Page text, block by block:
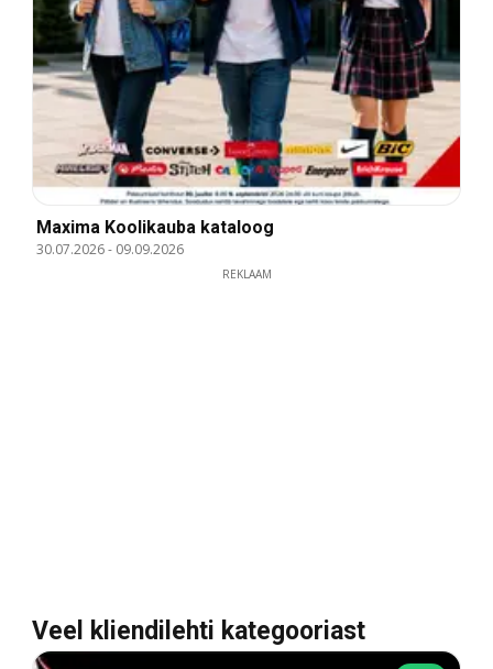
Maxima Koolikauba kataloog
30.07.2026- 09.09.2026
REKLAAM
Veel kliendilehti kategooriast